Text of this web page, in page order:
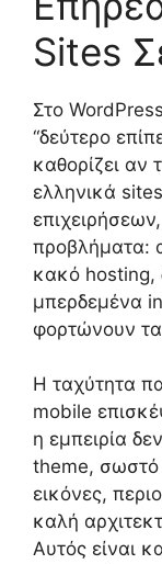
Sites
Στο
“δεύτερο
καθορίζει αν
ελληνικά
προβλήματα:
κακό hosting,
μπερδεμένα
φορτώνουν
Η ταχύτητα
mobile
η εμπειρία
theme, σωστό
εικόνες,
καλή
Αυτός είναι